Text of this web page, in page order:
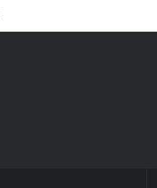
de assinatura fitness